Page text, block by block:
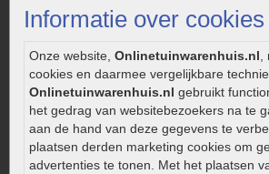
Informatie over cookies
Onze website, Onlinetuinwarenhuis.nl,
cookies en daarmee vergelijkbare
Onlinetuinwarenhuis.nl gebruikt
het gedrag van websitebezoekers na te
aan de hand van deze gegevens te
plaatsen derden marketing cookies om
advertenties te tonen. Met het plaatsen
Strakke tuin inrichten
Onderhoud van gebakken bestrating
Aanlegtips voor gebakken bestrating
Zelf een terras aanleggen
Kleine stadstuin inrichten
0320 – 219170